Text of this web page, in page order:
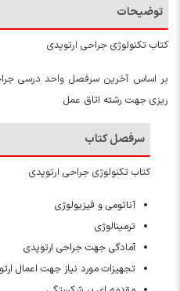
توضیحات
کتاب تکنولوژی جراحی ارتوپدی
بر اساس آخرین سرفصل واحد درسی
ریزی جهت رشته اتاق عمل
سرفصل کتاب
کتاب تکنولوژی جراحی ارتوپدی
آناتومی و فیزیولوژی
ترمینالوژی
آمادگی جهت جراحی ارتوپدی
تجهیزات مورد نیاز جهت اعمال